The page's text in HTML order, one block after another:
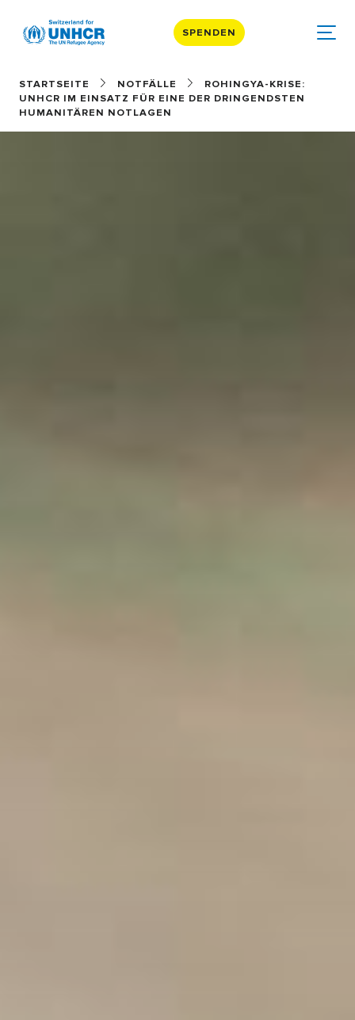
SPENDEN
STARTSEITE NOTFÄLLE
ROHINGYA-KRISE:
UNHCR IM EINSATZ FÜR EINE DER DRINGENDSTEN
HUMANITÄREN NOTLAGEN